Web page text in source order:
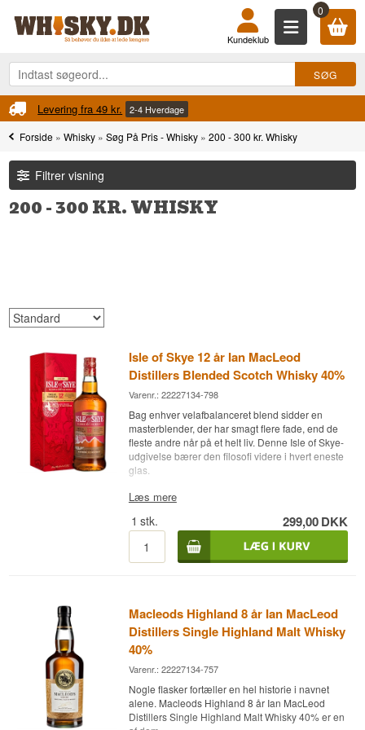
0
Kundeklub
Fri fragt Ved køb over 899 kr.
Forside »Whisky »Søg På Pris - Whisky »200 - 300 kr. Whisky
Filtrer visning
200 - 300 KR. WHISKY
Isle of Skye 12 år Ian MacLeod
Distillers Blended Scotch Whisky 40%
Varenr.: 22227134-798
Bag enhver velafbalanceret blend sidder en
masterblender, der har smagt flere fade, end de
fleste andre når på et helt liv. Denne Isle of Skye-
udgivelse bærer den filosofi videre i hvert eneste
glas.
Ekspertens beskrivelse
Isle of Skye 12 år Ian MacLeod Distillers Blended
Scotch Whisky 40% er en Blended Scotch
Whisky og aftappet ved 40%.
grainwhiskyer med tydelig Highland-karakter.
Den 12 år gamle udgave er den yngste i serien
og byder på et blødt strejf af tørvet røg, der giver
blenden dens maritime signatur.
Smagsnoter
Næse
Læs mere
1 stk. 299,00DKK
Macleods Highland 8 år Ian MacLeod
Distillers Single Highland Malt Whisky
40%
Varenr.: 22227134-757
Nogle flasker fortæller en hel historie i navnet
alene. Macleods Highland 8 år Ian MacLeod
Distillers Single Highland Malt Whisky 40% er en